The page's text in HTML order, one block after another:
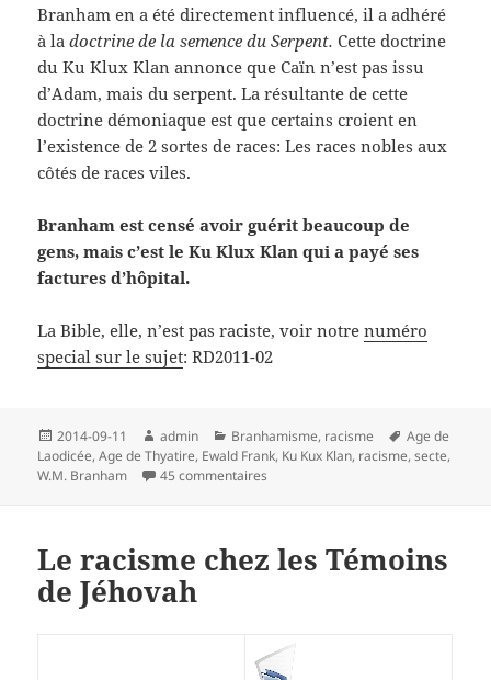
Branham en a été directement influencé, il a adhéré
à ladoctrine de la semence du Serpent.Cette doctrine
du Ku Klux Klan annonce que Caïn n’est pas issu
d’Adam, mais du serpent. La résultante de cette
doctrine démoniaque est que certains croient en
l’existence de 2 sortes de races: Les races nobles aux
côtés de races viles.
Branham est censé avoir guérit beaucoup de
gens, mais c’est le Ku Klux Klan qui a payé ses
factures d’hôpital.
La Bible, elle, n’est pas raciste, voir notrenuméro
special sur le sujet: RD2011-02
Publié
le
2014-09-11 Auteur
admin Catégories
Branhamisme, racisme
Mots-
clés
Age de
Laodicée,Age de Thyatire, Ewald Frank, Ku Kux Klan, racisme,secte,
W.M. Branham
45 commentaires
Le racisme chez les Témoins
de Jéhovah